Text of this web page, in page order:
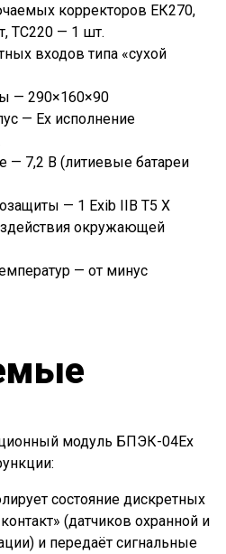
корректоров ЕК270,
ТС220 — 1 шт.
входов типа «сухой
— 290×160×90
— Ех исполнение
— 7,2 В (литиевые батареи
— 1 Exib IIB Т5 Х
окружающей
— от минус
модуль БПЭК-04Ех
состояние дискретных
(датчиков охранной и
и передаёт сигнальные